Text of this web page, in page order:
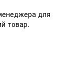
для
товар.